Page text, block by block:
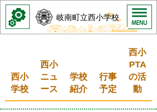
岐南町立西小学校
西小
学校
西小
ニュ
ース
学校
紹介
行事
予定
西小
PTA
の活
動